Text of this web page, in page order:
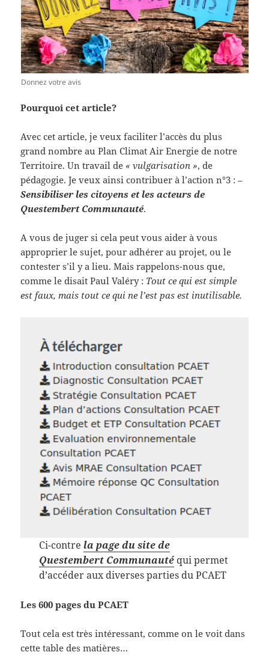
Donnez votre avis
Pourquoi cet article?
Avec cet article, je veux faciliter l’accès du plus
grand nombre au Plan Climat Air Energie de notre
Territoire. Un travail de « vulgarisation », de
pédagogie. Je veux ainsi contribuer à l’action n°3 : –
Sensibiliser les citoyens et les acteurs de
Questembert Communauté.
A vous de juger si cela peut vous aider à vous
approprier le sujet, pour adhérer au projet, ou le
contester s’il y a lieu. Mais rappelons-nous que,
comme le disait Paul Valéry : Tout ce qui est simple
est faux, mais tout ce qui ne l’est pas est inutilisable.
Ci-contre la page du site de
Questembert Communautéqui permet
d’accéder aux diverses parties du PCAET
Les 600 pages du PCAET
Tout cela est très intéressant, comme on le voit dans
cette table des matières…